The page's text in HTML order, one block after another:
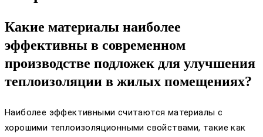
Какие материалы наиболее
эффективны в современном
производстве подложек для улучшения
теплоизоляции в жилых помещениях?
Наиболее эффективными считаются материалы с
хорошими теплоизоляционными свойствами, такие как